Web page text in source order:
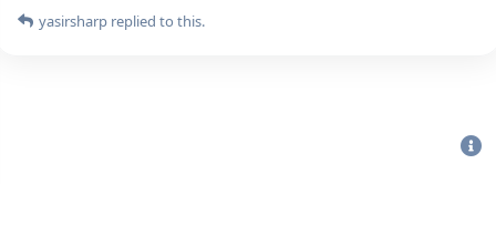
yasirsharp replied to this.